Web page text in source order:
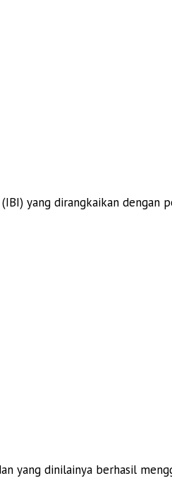
yang dirangkaikan dengan
yang dinilainya berhasil